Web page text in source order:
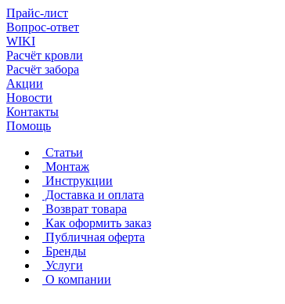
Прайс-лист
Вопрос-ответ
WIKI
Расчёт кровли
Расчёт забора
Акции
Новости
Контакты
Помощь
Статьи
Монтаж
Инструкции
Доставка и оплата
Возврат товара
Как оформить заказ
Публичная оферта
Бренды
Услуги
О компании